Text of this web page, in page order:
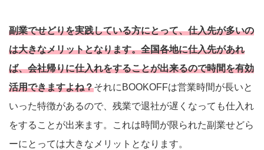
副業でせどりを実践している方にとって、仕入先が多いの
は大きなメリットとなります。全国各地に仕入先があれ
ば、会社帰りに仕入れをすることが出来るので時間を有効
活用できますよね？それにBOOKOFFは営業時間が長いと
いった特徴があるので、残業で退社が遅くなっても仕入れ
をすることが出来ます。これは時間が限られた副業せどら
ーにとっては大きなメリットとなります。